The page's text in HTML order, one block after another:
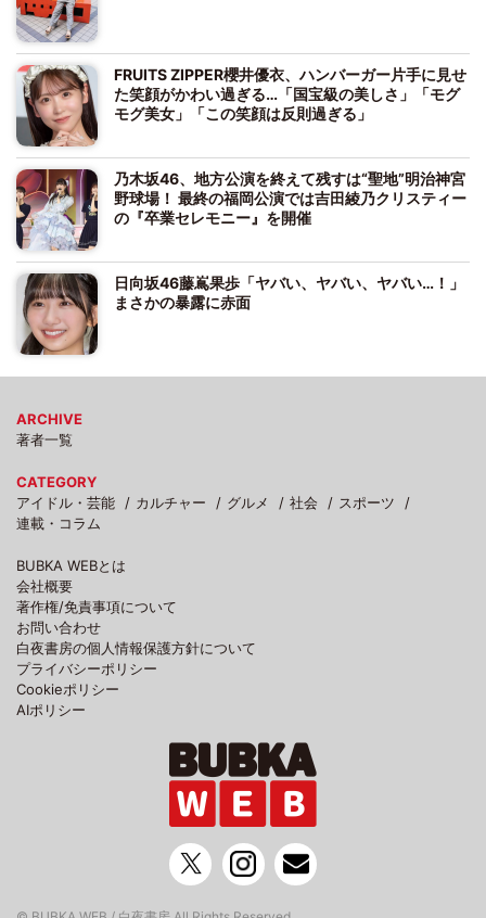
FRUITS ZIPPER櫻井優衣、ハンバーガー片手に見せ
た笑顔がかわい過ぎる…「国宝級の美しさ」「モグ
モグ美女」「この笑顔は反則過ぎる」
乃木坂46、地方公演を終えて残すは“聖地”明治神宮
野球場！ 最終の福岡公演では吉田綾乃クリスティー
の『卒業セレモニー』を開催
日向坂46藤嶌果歩「ヤバい、ヤバい、ヤバい…！」
まさかの暴露に赤面
ARCHIVE
著者一覧
CATEGORY
アイドル・芸能
カルチャー グルメ 社会
スポーツ
連載・コラム
BUBKA WEBとは
会社概要
著作権/免責事項について
お問い合わせ
白夜書房の個人情報保護方針について
プライバシーポリシー
Cookieポリシー
AIポリシー